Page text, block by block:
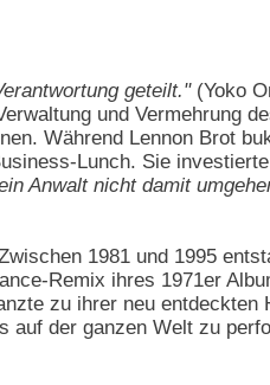
geteilt."(Yoko
und Vermehrung
Während Lennon Brot
Lunch. Sie
Anwalt nicht damit
1981 und 1995
Remix ihres 1971er
zu ihrer neu
auf der ganzen Welt zu